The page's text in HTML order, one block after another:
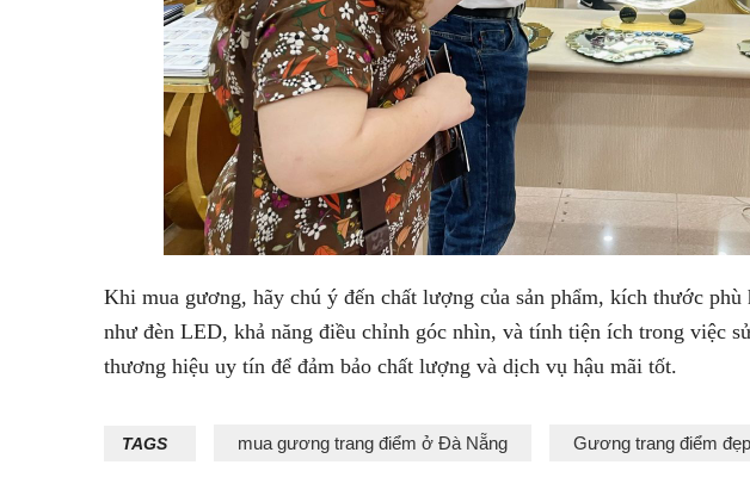
Khi mua gương, hãy chú ý đến chất lượng của sản phẩm, kích thước
như đèn LED, khả năng điều chỉnh góc nhìn, và tính tiện ích trong việc
thương hiệu uy tín để đảm bảo chất lượng và dịch vụ hậu mãi tốt.
TAGS mua gương trang điểm ở Đà Nẵng Gương trang điểm